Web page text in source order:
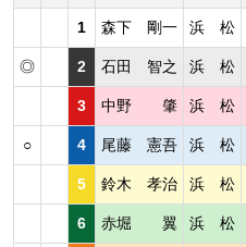
1 森下 剛一 浜 松
◎ 2 石田 智之 浜 松
3 中野 肇 浜 松
○ 4 尾藤 憲吾 浜 松
5 鈴木 孝治 浜 松
6 赤堀 翼 浜 松